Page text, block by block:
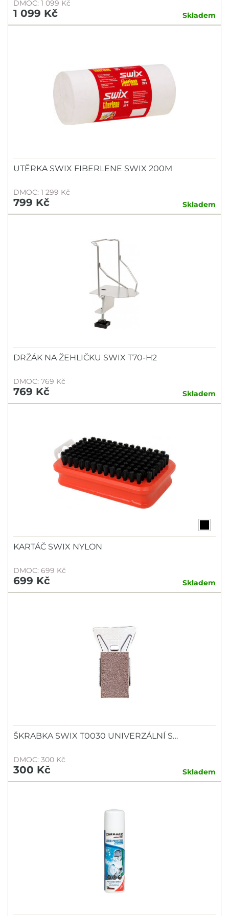
DMOC: 1 099 Kč
1 099 Kč Skladem
UTĚRKA SWIX FIBERLENE SWIX 200M
DMOC: 1 299 Kč
799 Kč Skladem
DRŽÁK NA ŽEHLIČKU SWIX T70-H2
DMOC: 769 Kč
769 Kč Skladem
KARTÁČ SWIX NYLON
DMOC: 699 Kč
699 Kč Skladem
ŠKRABKA SWIX T0030 UNIVERZÁLNÍ S…
DMOC: 300 Kč
300 Kč Skladem